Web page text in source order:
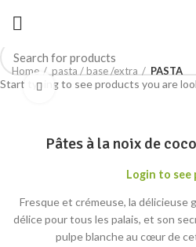
Home pasta / base /extra
PASTA
Click to enlarge
Pâtes à la noix de coco
Login to see
Fresque et crémeuse, la délicieuse
délice pour tous les palais, et son
pulpe blanche au cœur de
Start typing to see products you are